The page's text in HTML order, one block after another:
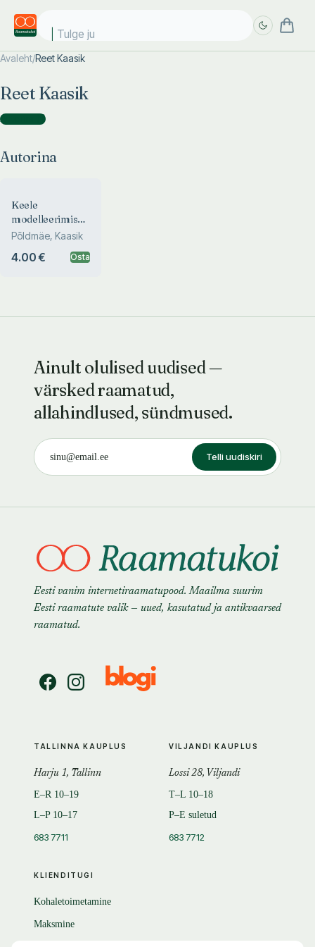
Tulge jub
Avaleht/Reet Kaasik
Reet Kaasik
Autorina )
Autorina
Keele
modelleerimise
probleeme
Põldmäe, Kaasik
4.00 € Osta
Ainult olulised uudised —
värsked raamatud,
allahindlused, sündmused.
Telli uudiskiri
Eesti vanim internetiraamatupood. Maailma suurim
Eesti raamatute valik — uued, kasutatud ja antikvaarsed
raamatud.
KLIENDITUGI
Kohaletoimetamine
Maksmine
TALLINNA KAUPLUS
Harju 1, Tallinn
E–R 10–19
L–P 10–17
683 7711
VILJANDI KAUPLUS
Lossi 28, Viljandi
T–L 10–18
P–E suletud
683 7712